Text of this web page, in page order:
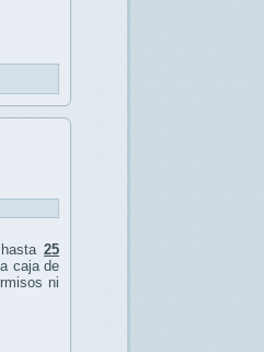
25
caja de
ni